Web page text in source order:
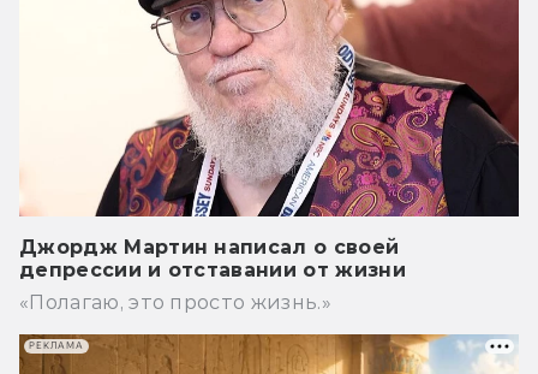
Джордж Мартин написал о своей
депрессии и отставании от жизни
«Полагаю, это просто жизнь.»
РЕКЛАМА